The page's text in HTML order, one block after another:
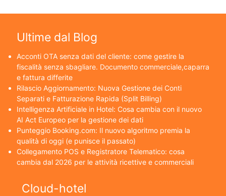
Ultime dal Blog
Acconti OTA senza dati del cliente: come gestire la
fiscalità senza sbagliare. Documento commerciale,caparra
e fattura differite
Rilascio Aggiornamento: Nuova Gestione dei Conti
Separati e Fatturazione Rapida (Split Billing)
Intelligenza Artificiale in Hotel: Cosa cambia con il nuovo
AI Act Europeo per la gestione dei dati
Punteggio Booking.com: Il nuovo algoritmo premia la
qualità di oggi (e punisce il passato)
Collegamento POS e Registratore Telematico: cosa
cambia dal 2026 per le attività ricettive e commerciali
Cloud-hotel